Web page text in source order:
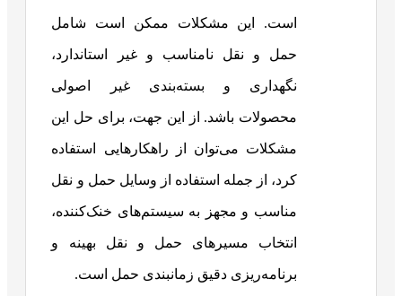
است. این مشکلات ممکن است شامل
حمل و نقل نامناسب و غیر استاندارد،
نگهداری و بسته‌بندی غیر اصولی
محصولات باشد. از این جهت، برای حل این
مشکلات می‌توان از راهکارهایی استفاده
کرد، از جمله استفاده از وسایل حمل و نقل
مناسب و مجهز به سیستم‌های خنک‌کننده،
انتخاب مسیرهای حمل و نقل بهینه و
برنامه‌ریزی دقیق زمانبندی حمل است.